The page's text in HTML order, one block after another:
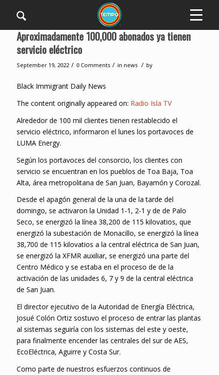
Aproximadamente 100,000 abonados ya tienen
servicio eléctrico
September 19, 2022 / 0 Comments / in news / by
Black Immigrant Daily News
The content originally appeared on: Radio Isla TV
Alrededor de 100 mil clientes tienen restablecido el
servicio eléctrico, informaron el lunes los portavoces de
LUMA Energy.
Según los portavoces del consorcio, los clientes con
servicio se encuentran en los pueblos de Toa Baja, Toa
Alta, área metropolitana de San Juan, Bayamón y Corozal.
Desde el apagón general de la una de la tarde del
domingo, se activaron la Unidad 1-1, 2-1 y de de Palo
Seco, se energizó la línea 38,200 de 115 kilovatios, que
energizó la subestación de Monacillo, se energizó la línea
38,700 de 115 kilovatios a la central eléctrica de San Juan,
se energizó la XFMR auxiliar, se energizó una parte del
Centro Médico y se estaba en el proceso de de la
activación de las unidades 6, 7 y 9 de la central eléctrica
de San Juan.
El director ejecutivo de la Autoridad de Energía Eléctrica,
Josué Colón Ortiz sostuvo el proceso de entrar las plantas
al sistemas seguiría con los sistemas del este y oeste,
para finalmente encender las centrales del sur de AES,
EcoEléctrica, Aguirre y Costa Sur.
Como parte de nuestros esfuerzos continuos de